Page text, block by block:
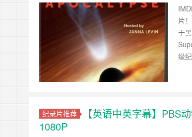
片
于
级
纪录片推荐
【英语中英字幕】PBS
1080P